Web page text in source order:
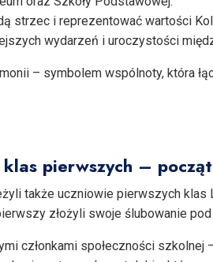
strzec i reprezentować wartości
wydarzeń i uroczystości
– symbolem wspólnoty, która
klas pierwszych –
także uczniowie pierwszych klas
złożyli swoje ślubowanie
członkami społeczności szkolnej